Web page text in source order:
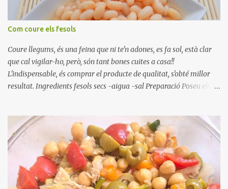
Com coure els fesols
Coure llegums, és una feina que ni te'n adones, es fa sol, està clar
que cal vigilar-ho, però, són tant bones cuites a casa!!
L'indispensable, és comprar el producte de qualitat, s'obté millor
resultat. Ingredients fesols secs -aigua -sal Preparació Poseu els
quan arrenca el bull, canvieu l'aigua bullint, per aigua freda,
repetiu dues o tres vegades, abaixeu el foc i atureu la ebullició, dues
o tres vegades afegint aigua freda, han de coure a foc baix, quasi
be, sense bullir i sempre sempre, amb l'olla tapada, entre 1 hora i 1
hora i mitja. Saleu 10 minuts abans de retirar del foc. Heu de veure
vosaltres el moment en que ja estan cuites. Anotacions Deixeu